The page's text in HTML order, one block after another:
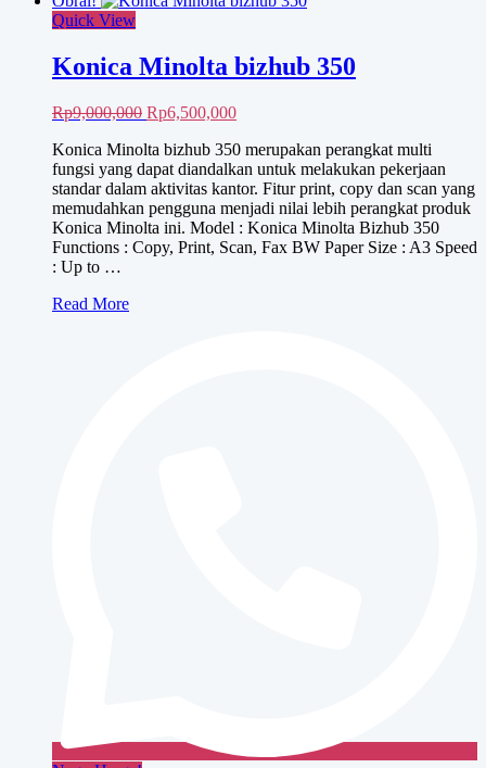
Quick View
Konica Minolta bizhub 350
Rp9,000,000 Harga
adalah:
Rp9,000,000.
Rp6,500,000Harga
ini
adalah:
Rp6,500,000.
Konica Minolta bizhub 350 merupakan perangkat multi
fungsi yang dapat diandalkan untuk melakukan pekerjaan
standar dalam aktivitas kantor. Fitur print, copy dan scan yang
memudahkan pengguna menjadi nilai lebih perangkat produk
Konica Minolta ini. Model : Konica Minolta Bizhub 350
Functions : Copy, Print, Scan, Fax BW Paper Size : A3 Speed
: Up to …
Konica
Read More